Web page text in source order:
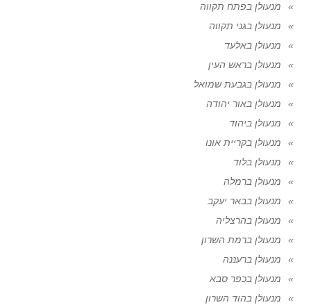
מנעולן בפתח תקווה
מנעולן בגני תקווה
מנעולן באלעד
מנעולן בראש העין
מנעולן בגבעת שמואל
מנעולן באור יהודה
מנעולן ביהוד
מנעולן בקריית אונו
מנעולן בלוד
מנעולן ברמלה
מנעולן בבאר יעקב
מנעולן בהרצליה
מנעולן ברמת השרון
מנעולן ברעננה
מנעולן בכפר סבא
מנעולן בהוד השרון